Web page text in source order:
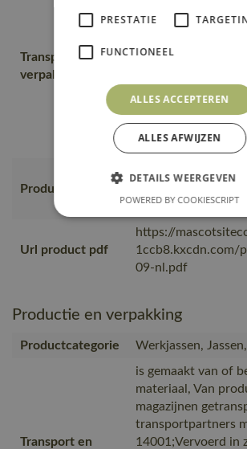
Transport en
verpakking
magazijnen
14001;Vervoerd in
ruimte;De
gemaakt van of
materiaal;De
bestelling van
Productie
gecontroleerde
dan 5 jaar met
Url product pdf
https://
1ccb8.kxcdn.com/
09-nl.pdf
Productie en verpakking
Productcategorie Werkjassen,
Transport en
is gemaakt van of
materiaal, Van
magazijnen
transportpartners
14001;Vervoerd in
PRESTATIE
FUNCTIONEEL
ALLES ACCEPTEREN
ALLES AFWIJZEN
DETAILS WEERGEVEN
POWERED BY COOKIESCRIPT